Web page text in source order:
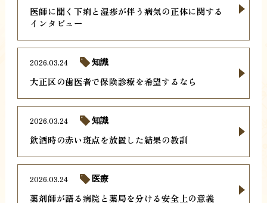
医師に聞く下痢と湿疹が伴う病気の正体に関する
インタビュー
大正区の歯医者で保険診療を希望するなら
2026.03.24 知識
飲酒時の赤い斑点を放置した結果の教訓
2026.03.24 知識
薬剤師が語る病院と薬局を分ける安全上の意義
2026.03.24 医療